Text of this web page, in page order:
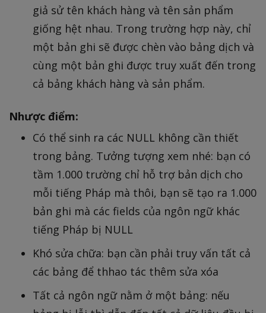
giả sử tên khách hàng và tên sản phẩm
giống hệt nhau. Trong trường hợp này, chỉ
một bản ghi sẽ được chèn vào bảng dịch và
cùng một bản ghi được truy xuất đến trong
cả bảng khách hàng và sản phẩm.
Nhược điểm:
Có thể sinh ra các NULL không cần thiết
trong bảng. Tưởng tượng xem nhé: bạn có
tầm 1.000 trường chỉ hỗ trợ bản dịch cho
mỗi tiếng Pháp mà thôi, bạn sẽ tạo ra 1.000
bản ghi mà các fields của ngôn ngữ khác
tiếng Pháp bị NULL
Khó sửa chữa: bạn cần phải truy vấn tất cả
các bảng để thhao tác thêm sửa xóa
Tất cả ngôn ngữ nằm ở một bảng: nếu